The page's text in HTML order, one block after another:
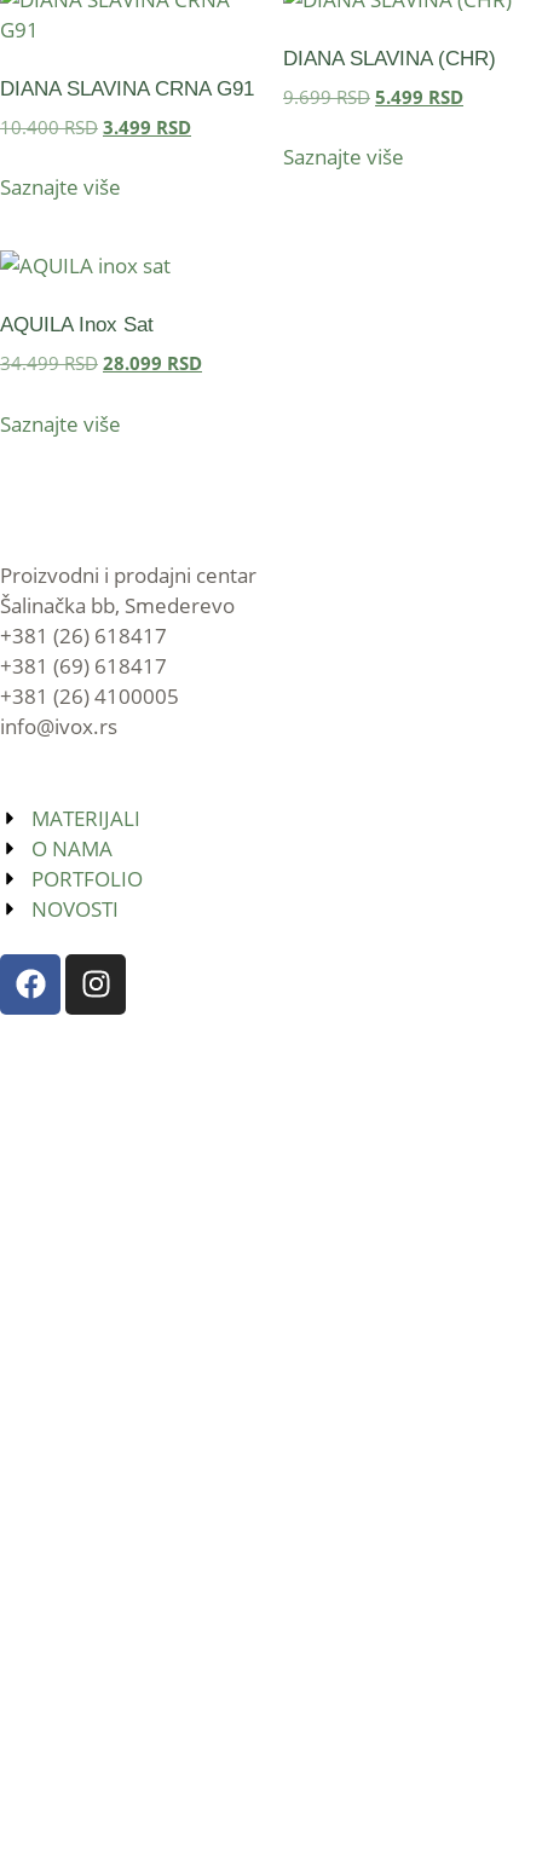
DIANA SLAVINA CRNA G91
10.400RSD 3.499 RSD
Saznajte više
DIANA SLAVINA (CHR)
9.699RSD 5.499 RSD
Saznajte više
AQUILA Inox Sat
34.499RSD 28.099 RSD
Saznajte više
Proizvodni i prodajni centar
Šalinačka bb, Smederevo
+381 (26) 618417
+381 (69) 618417
+381 (26) 4100005
info@ivox.rs
MATERIJALI
O NAMA
PORTFOLIO
NOVOSTI